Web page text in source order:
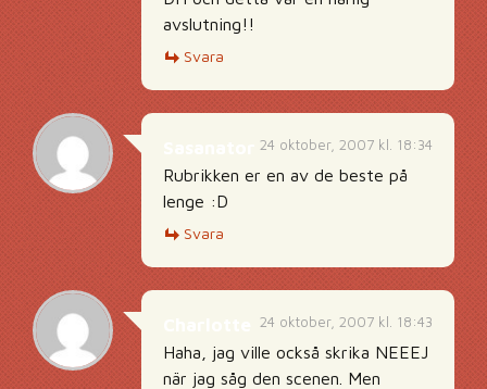
avslutning!!
Svara
24 oktober, 2007 kl. 18:34
Rubrikken er en av de beste på
lenge :D
Svara
24 oktober, 2007 kl. 18:43
Haha, jag ville också skrika NEEEJ
när jag såg den scenen. Men